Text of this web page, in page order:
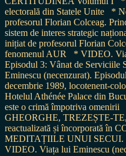
electorală din Statele Unite
*
profesorul Florian Colceag.
sistem de interes strategic
inițiat de profesorul Florian
fenomenul AUR
* VIDEO.
Episodul 3: Vânat de Serviciile
Eminescu (necenzurat).
decembrie 1989, locotenent-
Hotelul Athénée Palace din
este o crimă împotriva omenirii
GHEORGHE, TREZEȘTE-
reactualizată și încorporată în
MEDITAȚIILE UNUI SECUI.
VIDEO. Viața lui Eminescu